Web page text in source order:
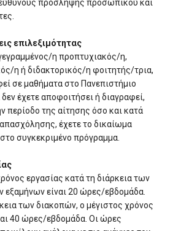
πρόσληψης προσωπικού και
επιλεξιμότητας
η προπτυχιακός/η,
η ή διδακτορικός/η φοιτητής/τρια,
σε μαθήματα στο Πανεπιστήμιο
έχετε αποφοιτήσει ή διαγραφεί,
περίοδο της αίτησης όσο και κατά
έχετε το δικαίωμα
συγκεκριμένο πρόγραμμα.
εργασίας κατά τη διάρκεια των
εξαμήνων είναι 20 ώρες/εβδομάδα.
των διακοπών, ο μέγιστος χρόνος
40 ώρες/εβδομάδα. Οι ώρες